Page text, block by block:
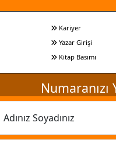
Kariyer
Yazar Girişi
Kitap Basımı
Numaranızı
Adınız Soyadınız